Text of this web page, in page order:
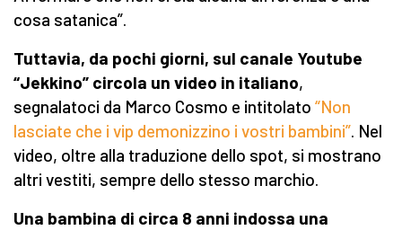
cosa satanica”.
Tuttavia, da pochi giorni, sul canale Youtube
“Jekkino” circola un video in italiano,
segnalatoci da Marco Cosmo e intitolato “Non
lasciate che i vip demonizzino i vostri bambini”. Nel
video, oltre alla traduzione dello spot, si mostrano
altri vestiti, sempre dello stesso marchio.
Una bambina di circa 8 anni indossa una